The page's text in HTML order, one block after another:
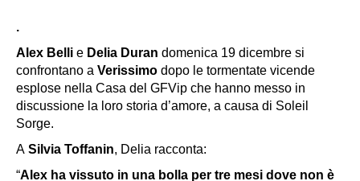
.
Alex Belli e Delia Duran domenica 19 dicembre si
confrontano a Verissimo dopo le tormentate vicende
esplose nella Casa del GFVip che hanno messo in
discussione la loro storia d’amore, a causa di Soleil
Sorge.
A Silvia Toffanin, Delia racconta:
“Alex ha vissuto in una bolla per tre mesi dove non è